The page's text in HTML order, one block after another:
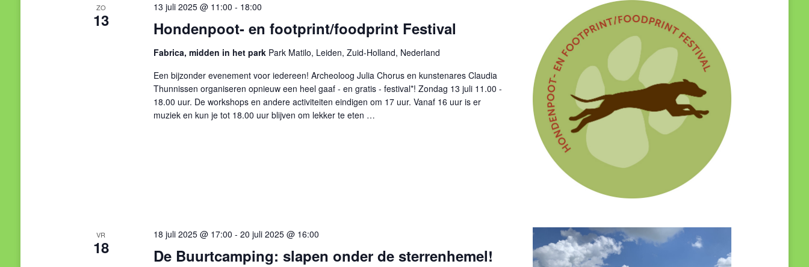
ZO
13 Hondenpoot- en footprint/foodprint Festival
13 juli 2025 @ 11:00 - 18:00
Fabrica, midden in het park Park Matilo, Leiden, Zuid-Holland, Nederland
Een bijzonder evenement voor iedereen! Archeoloog Julia Chorus en kunstenares Claudia
Thunnissen organiseren opnieuw een heel gaaf - en gratis - festival*! Zondag 13 juli 11.00 -
18.00 uur. De workshops en andere activiteiten eindigen om 17 uur. Vanaf 16 uur is er
muziek en kun je tot 18.00 uur blijven om lekker te eten …
VR
18 De Buurtcamping: slapen onder de sterrenhemel!
18 juli 2025 @ 17:00 - 20 juli 2025 @ 16:00